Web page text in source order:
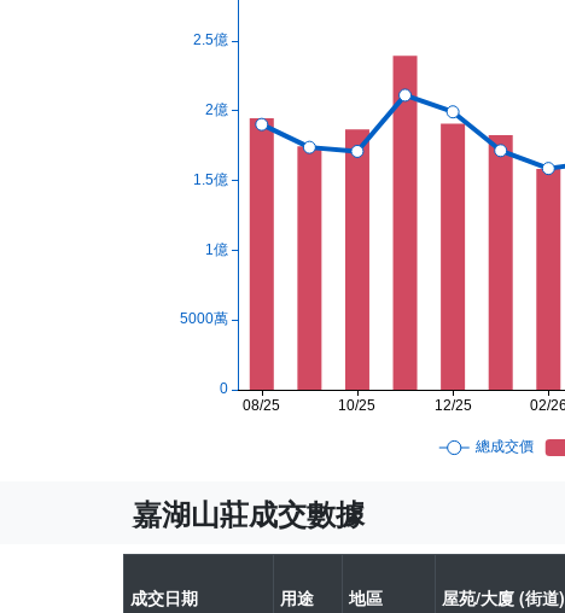
嘉湖山莊成交數據
成交日期 用途 地區 屋苑/大廈 (街道)